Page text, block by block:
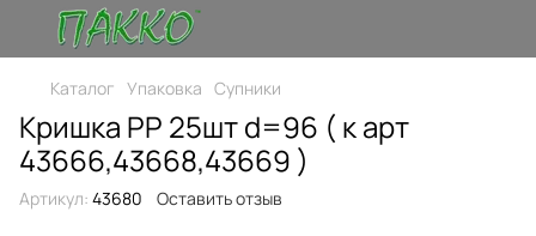
Каталог Упаковка Супники
Кришка РР 25шт d=96 ( к арт
43666,43668,43669 )
Артикул: 43680 Оставить отзыв